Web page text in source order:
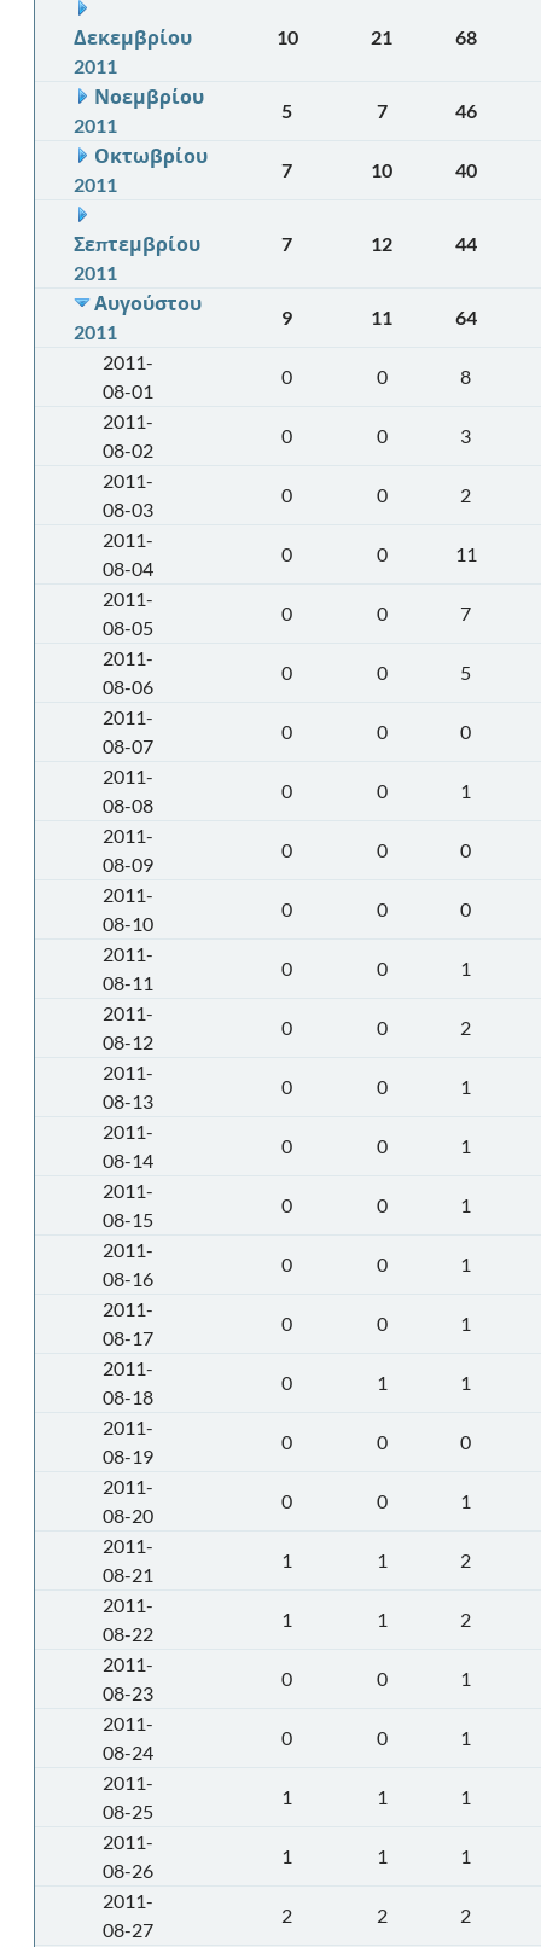
Δεκεμβρίου
2011
10 21 68
Νοεμβρίου
2011
5 7
46
Οκτωβρίου
2011
7 10 40
Σεπτεμβρίου
2011
7 12 44
Αυγούστου
2011
9 11
64
2011-
08-01
0 0
8
2011-
08-02
0 0
3
2011-
08-03
0 0
2
2011-
08-04
0 0
11
2011-
08-05
0 0
7
2011-
08-06
0 0
5
2011-
08-07
0 0
0
2011-
08-08
0 0
1
2011-
08-09
0 0
0
2011-
08-10
0 0
0
2011-
08-11
0 0
1
2011-
08-12
0 0
2
2011-
08-13
0 0
1
2011-
08-14
0 0
1
2011-
08-15
0 0
1
2011-
08-16
0 0
1
2011-
08-17
0 0
1
2011-
08-18
0 1
1
2011-
08-19
0 0
0
2011-
08-20
0 0
1
2011-
08-21
1 1
2
2011-
08-22
1 1
2
2011-
08-23
0 0
1
2011-
08-24
0 0
1
2011-
08-25
1 1
1
2011-
08-26
1 1
1
2011-
08-27
2 2
2